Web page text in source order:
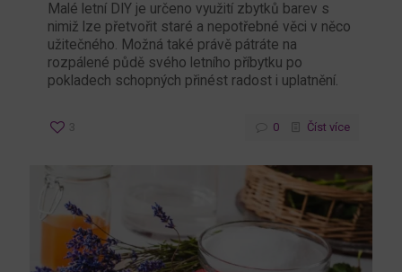
Malé letní DIY je určeno využití zbytků barev s
nimiž lze přetvořit staré a nepotřebné věci v něco
užitečného. Možná také právě pátráte na
rozpálené půdě svého letního příbytku po
pokladech schopných přinést radost i uplatnění.
3 0 Číst více